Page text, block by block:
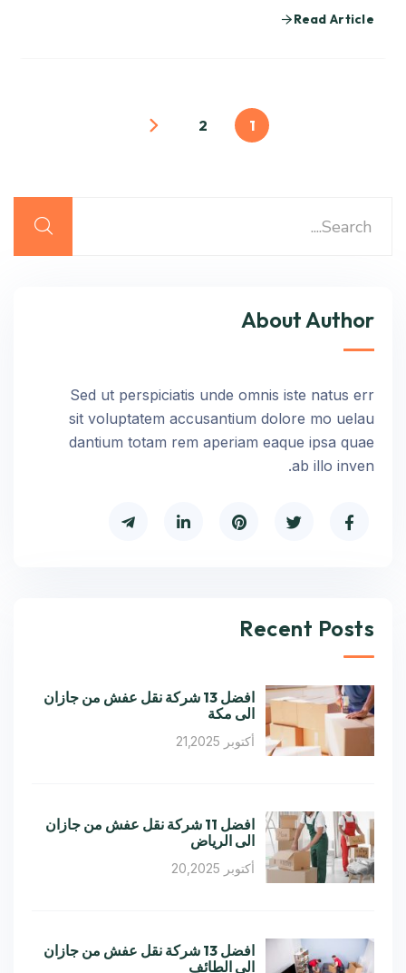
Read Article
1
2
About Author
Sed ut perspiciatis unde omnis iste natus err
sit voluptatem accusantium dolore mo uelau
dantium totam rem aperiam eaque ipsa quae
ab illo inven.
Recent Posts
افضل 13 شركة نقل عفش من جازان
الى مكة
أكتوبر 21,2025
افضل 11 شركة نقل عفش من جازان
الى الرياض
أكتوبر 20,2025
افضل 13 شركة نقل عفش من جازان
الى الطائف